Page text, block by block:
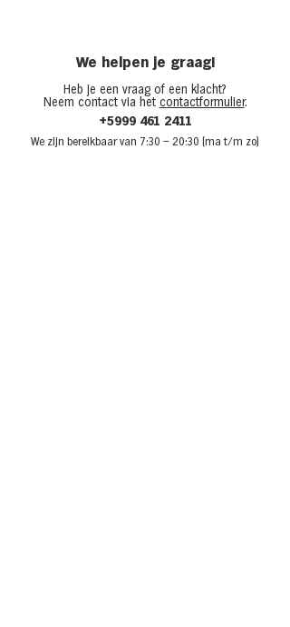
We helpen je graag!
Heb je een vraag of een klacht?
Neem contact via het contactformulier.
+5999 461 2411
We zijn bereikbaar van 7:30 – 20:30 (ma t/m zo)